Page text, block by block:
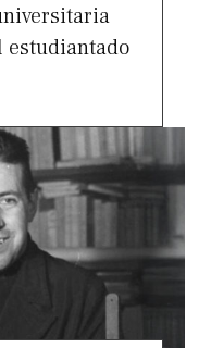
estudiantado